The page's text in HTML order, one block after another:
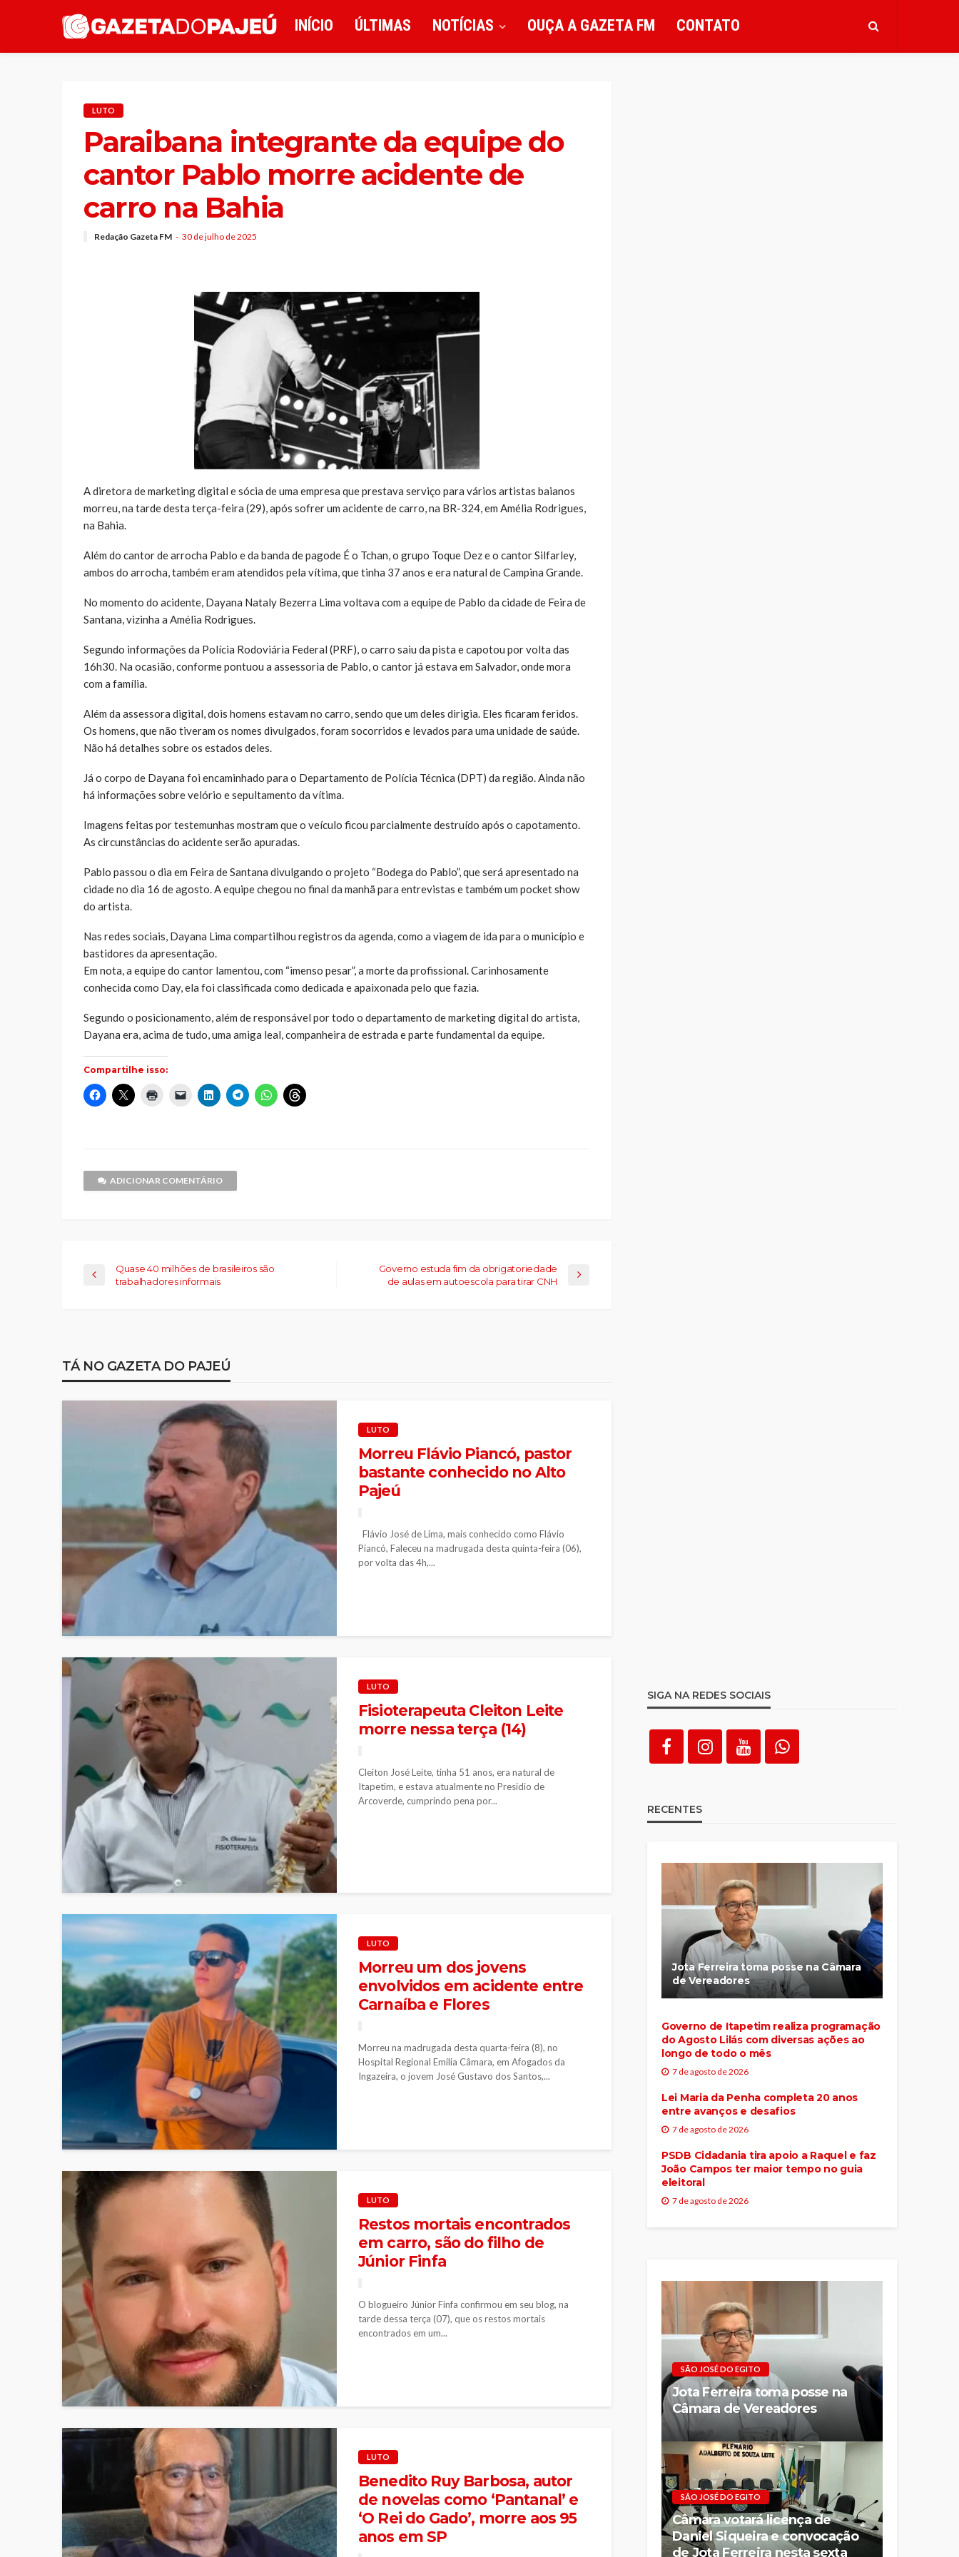
INÍCIO ÚLTIMAS NOTÍCIAS OUÇA A GAZETA FM CONTATO
LUTO
Paraibana integrante da equipe do
cantor Pablo morre acidente de
carro na Bahia
Redação Gazeta FM 30 de julho de 2025
A diretora de marketing digital e sócia de uma empresa que prestava serviço para vários artistas baianos
morreu, na tarde desta terça-feira (29), após sofrer um acidente de carro, na BR-324, em Amélia Rodrigues,
na Bahia.
Além do cantor de arrocha Pablo e da banda de pagode É o Tchan, o grupo Toque Dez e o cantor Silfarley,
ambos do arrocha, também eram atendidos pela vítima, que tinha 37 anos e era natural de Campina Grande.
No momento do acidente, Dayana Nataly Bezerra Lima voltava com a equipe de Pablo da cidade de Feira de
Santana, vizinha a Amélia Rodrigues.
Segundo informações da Polícia Rodoviária Federal (PRF), o carro saiu da pista e capotou por volta das
16h30. Na ocasião, conforme pontuou a assessoria de Pablo, o cantor já estava em Salvador, onde mora
com a família.
Além da assessora digital, dois homens estavam no carro, sendo que um deles dirigia. Eles ficaram feridos.
Os homens, que não tiveram os nomes divulgados, foram socorridos e levados para uma unidade de saúde.
Não há detalhes sobre os estados deles.
Já o corpo de Dayana foi encaminhado para o Departamento de Polícia Técnica (DPT) da região. Ainda não
há informações sobre velório e sepultamento da vítima.
Imagens feitas por testemunhas mostram que o veículo ficou parcialmente destruído após o capotamento.
As circunstâncias do acidente serão apuradas.
Pablo passou o dia em Feira de Santana divulgando o projeto “Bodega do Pablo”, que será apresentado na
cidade no dia 16 de agosto. A equipe chegou no final da manhã para entrevistas e também um pocket show
do artista.
Nas redes sociais, Dayana Lima compartilhou registros da agenda, como a viagem de ida para o município e
bastidores da apresentação.
Em nota, a equipe do cantor lamentou, com “imenso pesar”, a morte da profissional. Carinhosamente
conhecida como Day, ela foi classificada como dedicada e apaixonada pelo que fazia.
Segundo o posicionamento, além de responsável por todo o departamento de marketing digital do artista,
Dayana era, acima de tudo, uma amiga leal, companheira de estrada e parte fundamental da equipe.
Compartilhe isso:
Clique
para
Clique
para
Clique
para
Clique
para
um
amigo(abre
em
Clique
para
Clique
para
Clique
para
Clique
para
ADICIONAR COMENTÁRIO
Quase 40 milhões de brasileiros são
trabalhadores informais
Governo estuda fim da obrigatoriedade
de aulas em autoescola para tirar CNH
TÁ NO GAZETA DO PAJEÚ
LUTO
Morreu Flávio Piancó, pastor
bastante conhecido no Alto
Pajeú
Flávio José de Lima, mais conhecido como Flávio
Piancó, Faleceu na madrugada desta quinta-feira (06),
por volta das 4h,...
LUTO
Fisioterapeuta Cleiton Leite
morre nessa terça (14)
Cleiton José Leite, tinha 51 anos, era natural de
Itapetim, e estava atualmente no Presidio de
Arcoverde, cumprindo pena por...
LUTO
Morreu um dos jovens
envolvidos em acidente entre
Carnaíba e Flores
Morreu na madrugada desta quarta-feira (8), no
Hospital Regional Emília Câmara, em Afogados da
Ingazeira, o jovem José Gustavo dos Santos,...
LUTO
Restos mortais encontrados
em carro, são do filho de
Júnior Finfa
O blogueiro Júnior Finfa confirmou em seu blog, na
tarde dessa terça (07), que os restos mortais
encontrados em um...
LUTO
Benedito Ruy Barbosa, autor
de novelas como ‘Pantanal’ e
‘O Rei do Gado’, morre aos 95
anos em SP
SIGA NA REDES SOCIAIS
RECENTES
Jota Ferreira toma posse na Câmara
de Vereadores
Governo de Itapetim realiza programação
do Agosto Lilás com diversas ações ao
longo de todo o mês
7 de agosto de 2026
Lei Maria da Penha completa 20 anos
entre avanços e desafios
7 de agosto de 2026
PSDB Cidadania tira apoio a Raquel e faz
João Campos ter maior tempo no guia
eleitoral
7 de agosto de 2026
SÃO JOSÉ DO EGITO
Jota Ferreira toma posse na
Câmara de Vereadores
SÃO JOSÉ DO EGITO
Câmara votará licença de
Daniel Siqueira e convocação
de Jota Ferreira nesta sexta